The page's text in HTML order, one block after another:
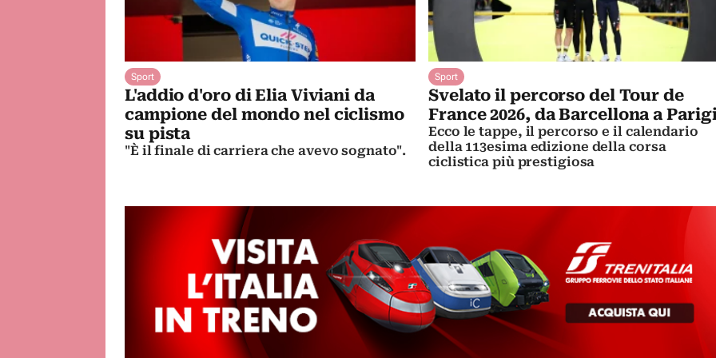
Sport
L'addio d'oro di Elia Viviani da
campione del mondo nel ciclismo
su pista
"È il finale di carriera che avevo sognato".
Sport
Svelato il percorso del Tour de
France 2026, da Barcellona a
Ecco le tappe, il percorso e il calendario
della 113esima edizione della corsa
ciclistica più prestigiosa